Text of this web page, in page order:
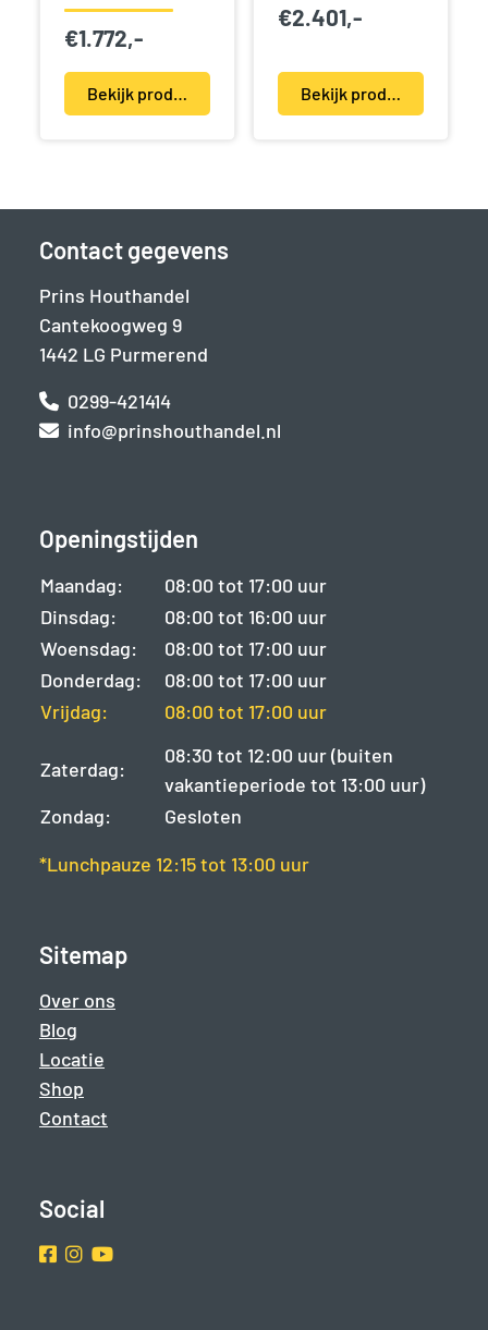
€1.772,-
Bekijk product(en)
€2.401,-
Bekijk product(en)
Contact gegevens
Prins Houthandel
Cantekoogweg 9
1442 LG Purmerend
0299-421414
info@prinshouthandel.nl
Openingstijden
Maandag:
08:00 tot 17:00 uur
Dinsdag:
08:00 tot 16:00 uur
Woensdag:
08:00 tot 17:00 uur
Donderdag:
08:00 tot 17:00 uur
Vrijdag:
08:00 tot 17:00 uur
Zaterdag:
08:30 tot 12:00 uur (buiten
vakantieperiode tot 13:00 uur)
Zondag:
Gesloten
*Lunchpauze 12:15 tot 13:00 uur
Sitemap
Over ons
Blog
Locatie
Shop
Contact
Social
Facebook
Instragram
Youtube